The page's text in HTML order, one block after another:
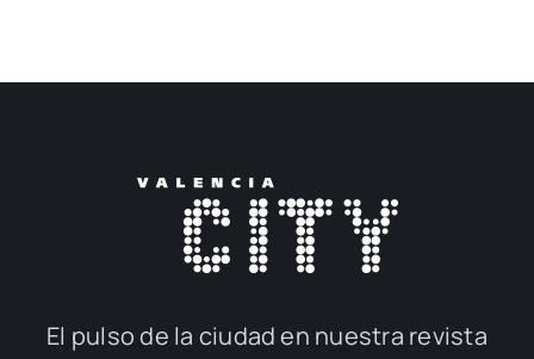
El pul­so de la ciu­dad en nues­tra revis­ta